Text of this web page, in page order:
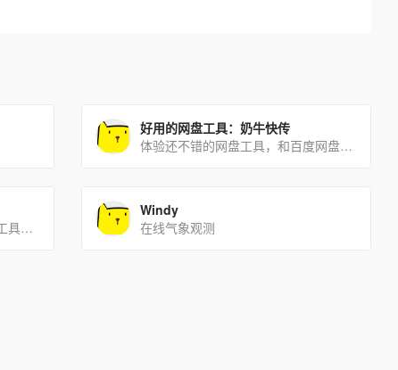
好用的网盘工具：奶牛快传
体验还不错的网盘工具，和百度网盘类似，没有下载速度的限制，传输速度也很快。你给别人分享文件，别人无需登录即可直[…]
一款用Markdown来编写简历的工具，比较适合it人员和极客
Windy
在线气象观测